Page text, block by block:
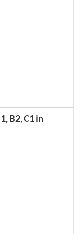
B2, C1 in